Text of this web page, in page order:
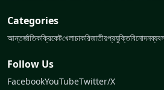
Categories
আন্তর্জাতিকক্রিকেটখেলাচাকরিজাতীয়প্রযুক্তিবিনোদন
Follow Us
FacebookYouTubeTwitter/X